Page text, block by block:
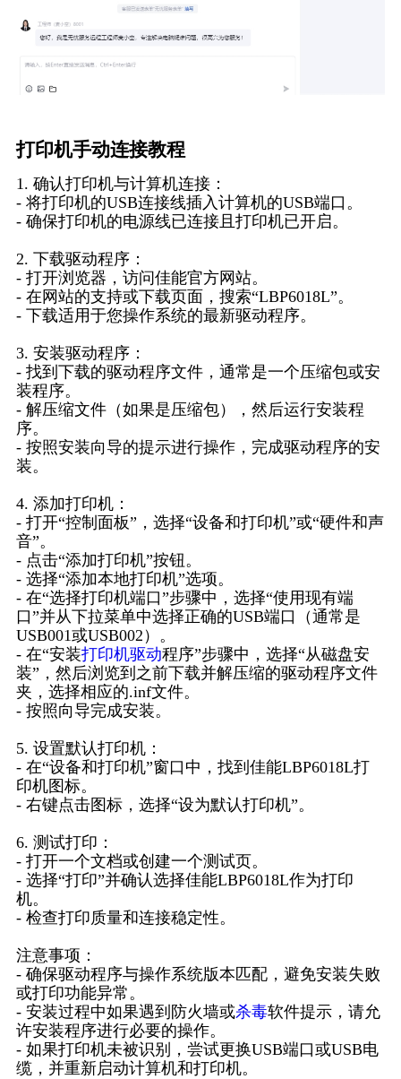
打印机手动连接教程
1. 确认打印机与计算机连接：
- 将打印机的USB连接线插入计算机的USB端口。
- 确保打印机的电源线已连接且打印机已开启。
2. 下载驱动程序：
- 打开浏览器，访问佳能官方网站。
- 在网站的支持或下载页面，搜索“LBP6018L”。
- 下载适用于您操作系统的最新驱动程序。
3. 安装驱动程序：
- 找到下载的驱动程序文件，通常是一个压缩包或安
装程序。
- 解压缩文件（如果是压缩包），然后运行安装程
序。
- 按照安装向导的提示进行操作，完成驱动程序的安
装。
4. 添加打印机：
- 打开“控制面板”，选择“设备和打印机”或“硬件和声
音”。
- 点击“添加打印机”按钮。
- 选择“添加本地打印机”选项。
- 在“选择打印机端口”步骤中，选择“使用现有端
口”并从下拉菜单中选择正确的USB端口（通常是
USB001或USB002）。
- 在“安装打印机驱动程序”步骤中，选择“从磁盘安
装”，然后浏览到之前下载并解压缩的驱动程序文件
夹，选择相应的.inf文件。
- 按照向导完成安装。
5. 设置默认打印机：
- 在“设备和打印机”窗口中，找到佳能LBP6018L打
印机图标。
- 右键点击图标，选择“设为默认打印机”。
6. 测试打印：
- 打开一个文档或创建一个测试页。
- 选择“打印”并确认选择佳能LBP6018L作为打印
机。
- 检查打印质量和连接稳定性。
注意事项：
- 确保驱动程序与操作系统版本匹配，避免安装失败
或打印功能异常。
- 安装过程中如果遇到防火墙或杀毒软件提示，请允
许安装程序进行必要的操作。
- 如果打印机未被识别，尝试更换USB端口或USB电
缆，并重新启动计算机和打印机。